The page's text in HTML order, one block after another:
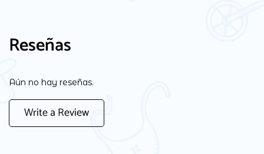
Reseñas
Aún no hay reseñas.
Write a Review